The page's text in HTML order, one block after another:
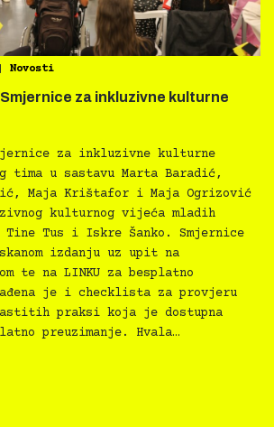
Novosti
za inkluzivne kulturne
za inkluzivne kulturne
tima u sastavu Marta Baradić,
Maja Krištafor i Maja Ogrizović
kulturnog vijeća mladih
Tus i Iskre Šanko. Smjernice
izdanju uz upit na
te na LINKU za besplatno
je i checklista za provjeru
praksi koja je dostupna
preuzimanje. Hvala…